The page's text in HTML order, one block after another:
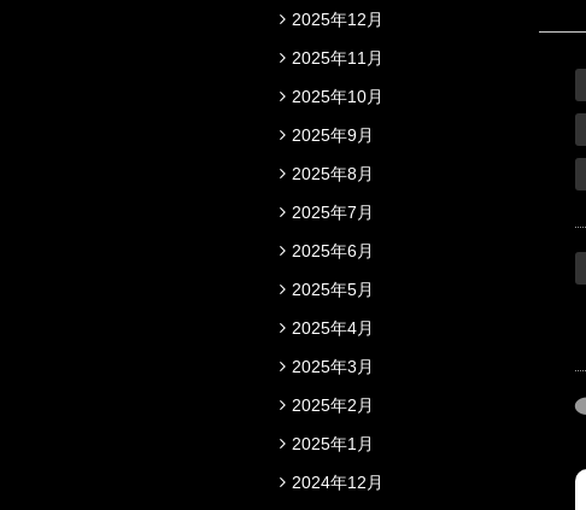
2025年12月
2025年11月
2025年10月
2025年9月
2025年8月
2025年7月
2025年6月
2025年5月
2025年4月
2025年3月
2025年2月
2025年1月
2024年12月